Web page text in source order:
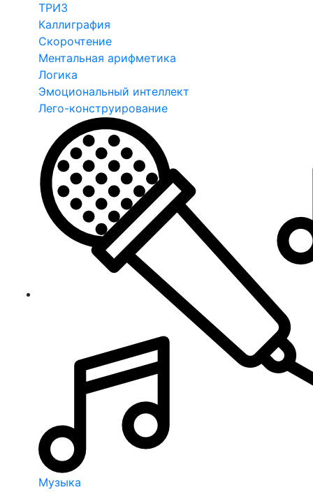
ТРИЗ
Каллиграфия
Скорочтение
Ментальная арифметика
Логика
Эмоциональный интеллект
Лего-конструирование
Музыка